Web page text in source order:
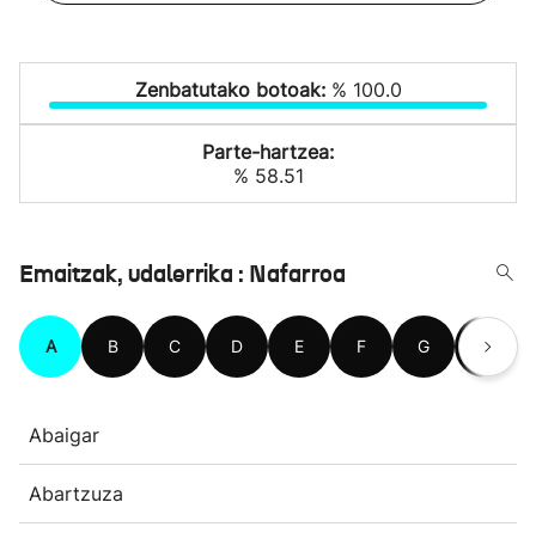
Zenbatutako botoak: % 100.0
Parte-hartzea:
% 58.51
Emaitzak, udalerrika : Nafarroa
A B C D E F G H
Abaigar
Abartzuza